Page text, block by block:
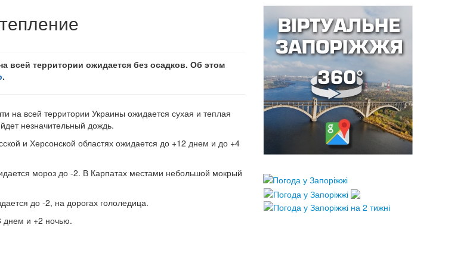
всей территории ожидается без осадков. Об этом
.
на всей территории Украины ожидается сухая и теплая
незначительный дождь.
и Херсонской областях ожидается до +12 днем и до +4
мороз до -2. В Карпатах местами небольшой мокрый
до -2, на дорогах гололедица.
днем и +2 ночью.